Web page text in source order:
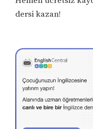
dersi kazan!